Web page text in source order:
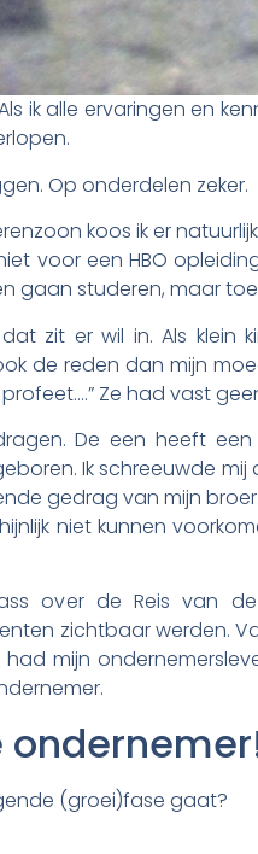
ik alle ervaringen en
Op onderdelen zeker.
koos ik er
voor een HBO
gaan studeren, maar
zit er wil in. Als klein
de reden dan mijn
Ze had vast
De een heeft
Ik schreeuwde
gedrag van mijn
niet kunnen
over de Reis van
zichtbaar werden.
mijn
(groei)fase gaat?